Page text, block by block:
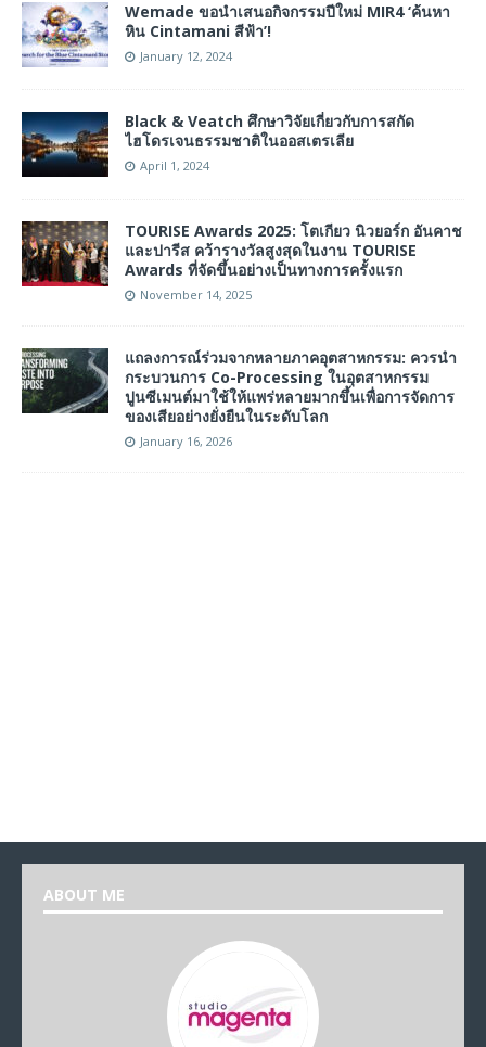
Wemade ขอนำเสนอกิจกรรมปีใหม่ MIR4 ‘ค้นหา
หิน Cintamani สีฟ้า’!
January 12, 2024
Black & Veatch ศึกษาวิจัยเกี่ยวกับการสกัด
ไฮโดรเจนธรรมชาติในออสเตรเลีย
April 1, 2024
TOURISE Awards 2025: โตเกียว นิวยอร์ก อันคาช
และปารีส คว้ารางวัลสูงสุดในงาน TOURISE
Awards ที่จัดขึ้นอย่างเป็นทางการครั้งแรก
November 14, 2025
แถลงการณ์ร่วมจากหลายภาคอุตสาหกรรม: ควรนำ
กระบวนการ Co-Processing ในอุตสาหกรรม
ปูนซีเมนต์มาใช้ให้แพร่หลายมากขึ้นเพื่อการจัดการ
ของเสียอย่างยั่งยืนในระดับโลก
January 16, 2026
ABOUT ME